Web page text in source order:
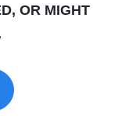
OR MIGHT